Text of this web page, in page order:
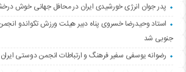
پدر جوان انرژی خورشیدی ایران در محافل جهانی خوش
استاد وحیدرضا خسروی پناه دبیر هیئت ورزش تکواندو
جنوبی شد
رضوانه یوسفی سفیر فرهنگ و ارتباطات انجمن دوستی